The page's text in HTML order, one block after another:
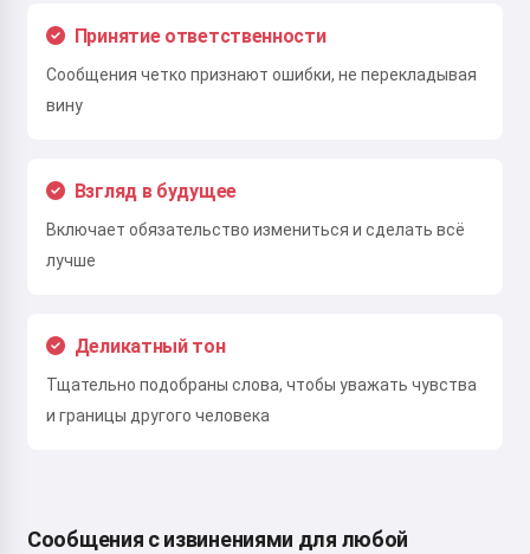
Принятие ответственности
Сообщения четко признают ошибки, не перекладывая
вину
Взгляд в будущее
Включает обязательство измениться и сделать всё
лучше
Деликатный тон
Тщательно подобраны слова, чтобы уважать чувства
и границы другого человека
Сообщения с извинениями для любой